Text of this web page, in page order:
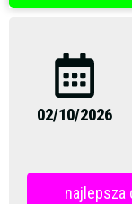
02/10/2026
najlepsza